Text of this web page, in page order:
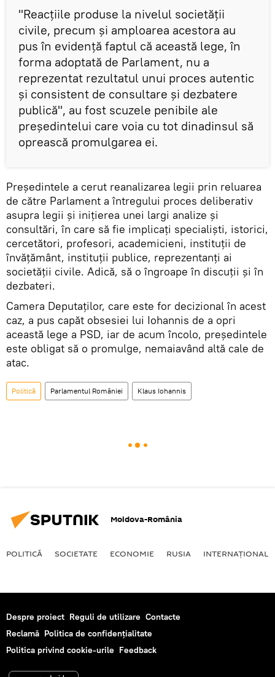
"Reacţiile produse la nivelul societăţii
civile, precum şi amploarea acestora au
pus în evidenţă faptul că această lege, în
forma adoptată de Parlament, nu a
reprezentat rezultatul unui proces autentic
şi consistent de consultare şi dezbatere
publică", au fost scuzele penibile ale
președintelui care voia cu tot dinadinsul să
oprească promulgarea ei.
Preşedintele a cerut reanalizarea legii prin reluarea
de către Parlament a întregului proces deliberativ
asupra legii şi iniţierea unei largi analize şi
consultări, în care să fie implicaţi specialişti, istorici,
cercetători, profesori, academicieni, instituţii de
învăţământ, instituţii publice, reprezentanţi ai
societăţii civile. Adică, să o îngroape în discuții și în
dezbateri.
Camera Deputaţilor, care este for decizional în acest
caz, a pus capăt obsesiei lui Iohannis de a opri
această lege a PSD, iar de acum încolo, președintele
este obligat să o promulge, nemaiavând altă cale de
atac.
Politică Parlamentul României Klaus Iohannis
Moldova-România
POLITICĂ SOCIETATE ECONOMIE RUSIA INTERNAŢIONAL
Despre proiect Reguli de utilizare Contacte
Reclamă Politica de confidențialitate
Politica privind cookie-urile Feedback